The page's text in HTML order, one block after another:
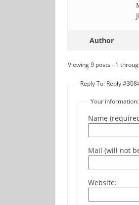
Author
Viewing 9 posts - 1
Reply To: Reply
Your information:
Name
Mail (will not
Website: